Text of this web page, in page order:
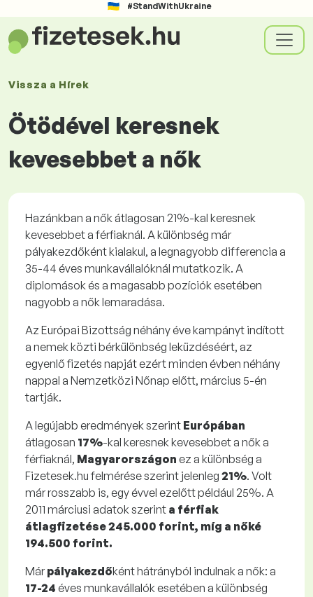
#StandWithUkraine
Vissza a Hírek
Ötödével keresnek
kevesebbet a nők
Hazánkban a nők átlagosan 21%-kal keresnek
kevesebbet a férfiaknál. A különbség már
pályakezdőként kialakul, a legnagyobb differencia a
35-44 éves munkavállalóknál mutatkozik. A
diplomások és a magasabb pozíciók esetében
nagyobb a nők lemaradása.
Az Európai Bizottság néhány éve kampányt indított
a nemek közti bérkülönbség leküzdéséért, az
egyenlő fizetés napját ezért minden évben néhány
nappal a Nemzetközi Nőnap előtt, március 5-én
tartják.
A legújabb eredmények szerint Európában
átlagosan 17%-kal keresnek kevesebbet a nők a
férfiaknál, Magyarországon ez a különbség a
Fizetesek.hu felmérése szerint jelenleg 21%. Volt
már rosszabb is, egy évvel ezelőtt például 25%. A
2011 márciusi adatok szerint a férfiak
átlagfizetése 245.000 forint, míg a nőké
194.500 forint.
Már pályakezdőként hátrányból indulnak a nők: a
17-24 éves munkavállalók esetében a különbség